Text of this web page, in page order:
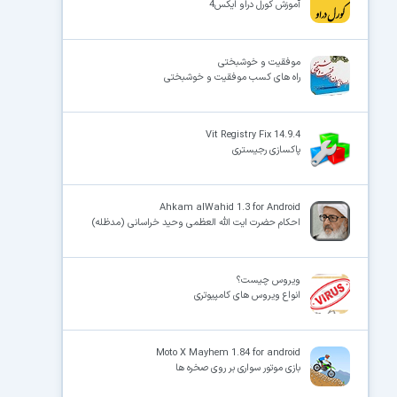
آموزش کورل دراو ایکس4
موفقیت و خوشبختی
راه های کسب موفقیت و خوشبختی
Vit Registry Fix 14.9.4
پاکسازی رجیستری
Ahkam alWahid 1.3 for Android
احکام حضرت ایت الله العظمی وحید خراسانی (مدظله)
ویروس چیست؟
انواع ویروس های کامپیوتری
Moto X Mayhem 1.84 for android
بازی موتور سواری بر روی صخره ها